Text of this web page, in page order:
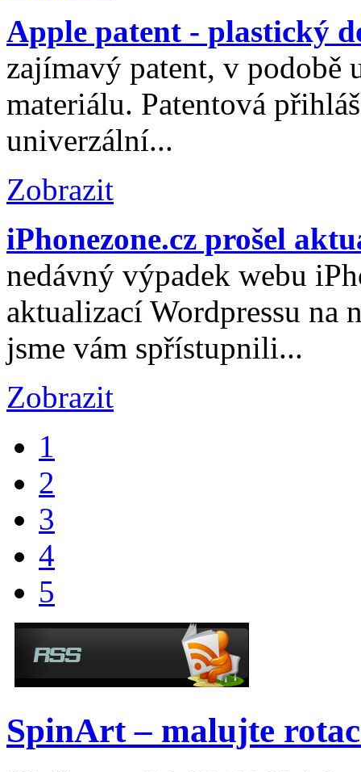
Apple patent - plastický
zajímavý patent, v podobě
materiálu. Patentová
univerzální...
Zobrazit
iPhonezone.cz prošel
nedávný výpadek webu
aktualizací Wordpressu
jsme vám spřístupnili...
Zobrazit
1
2
3
4
5
SpinArt – malujte